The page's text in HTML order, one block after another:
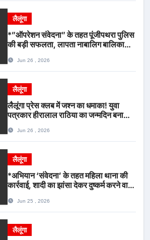
लैलूंगा
*”ऑपरेशन संवेदना” के तहत पूंजीपथरा पुलिस
की बड़ी सफलता, लापता नाबालिग बालिका
गिरफ्तार*
Jun 26 , 2026
लैलूंगा
लैलूंगा प्रेस क्लब में जश्न का धमाका! युवा
पत्रकार हीरालाल राठिया का जन्मदिन बना
स्वरJun 26 , 2026
लैलूंगा
*अभियान ‘संवेदना’ के तहत महिला थाना की
कार्रवाई, शादी का झांसा देकर दुष्कर्म करने वाला
Jun 25 , 2026
लैलूंगा